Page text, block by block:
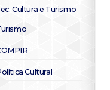
Cultura e Turismo
Cultural